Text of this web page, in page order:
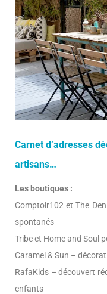
Carnet d’adresses
artisans…
Les boutiques :
Comptoir102 et The
spontanés
Tribe et Home and Soul
Caramel & Sun –
RafaKids – découvert
enfants